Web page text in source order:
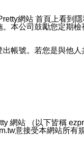
網站 首頁上看到
本公司鼓勵您定期
帳號。若您是與他
個條件者，將可收到
網站 （以下皆稱
意接受本網站所有